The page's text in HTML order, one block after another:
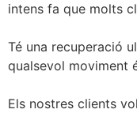
intens fa que molts
Té una recuperació
qualsevol moviment
Els nostres clients